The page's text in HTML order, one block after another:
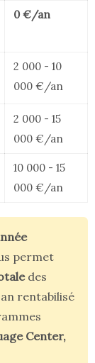
0 €/an
2 000 - 10
000 €/an
2 000 - 15
000 €/an
10 000 - 15
000 €/an
permet
des
rentabilisé
Center,